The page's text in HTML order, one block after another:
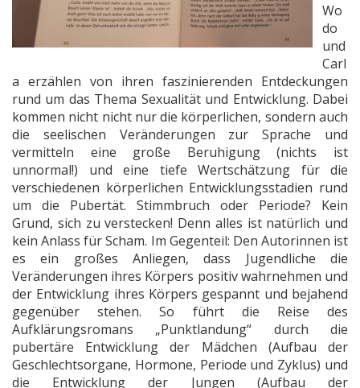
Wo
do
und
Carl
a erzählen von ihren faszinierenden Entdeckungen
rund um das Thema Sexualität und Entwicklung. Dabei
kommen nicht nicht nur die körperlichen, sondern auch
die seelischen Veränderungen zur Sprache und
vermitteln eine große Beruhigung (nichts ist
unnormal!) und eine tiefe Wertschätzung für die
verschiedenen körperlichen Entwicklungsstadien rund
um die Pubertät. Stimmbruch oder Periode? Kein
Grund, sich zu verstecken! Denn alles ist natürlich und
kein Anlass für Scham. Im Gegenteil: Den Autorinnen ist
es ein großes Anliegen, dass Jugendliche die
Veränderungen ihres Körpers positiv wahrnehmen und
der Entwicklung ihres Körpers gespannt und bejahend
gegenüber stehen. So führt die Reise des
Aufklärungsromans „Punktlandung“ durch die
pubertäre Entwicklung der Mädchen (Aufbau der
Geschlechtsorgane, Hormone, Periode und Zyklus) und
die Entwicklung der Jungen (Aufbau der